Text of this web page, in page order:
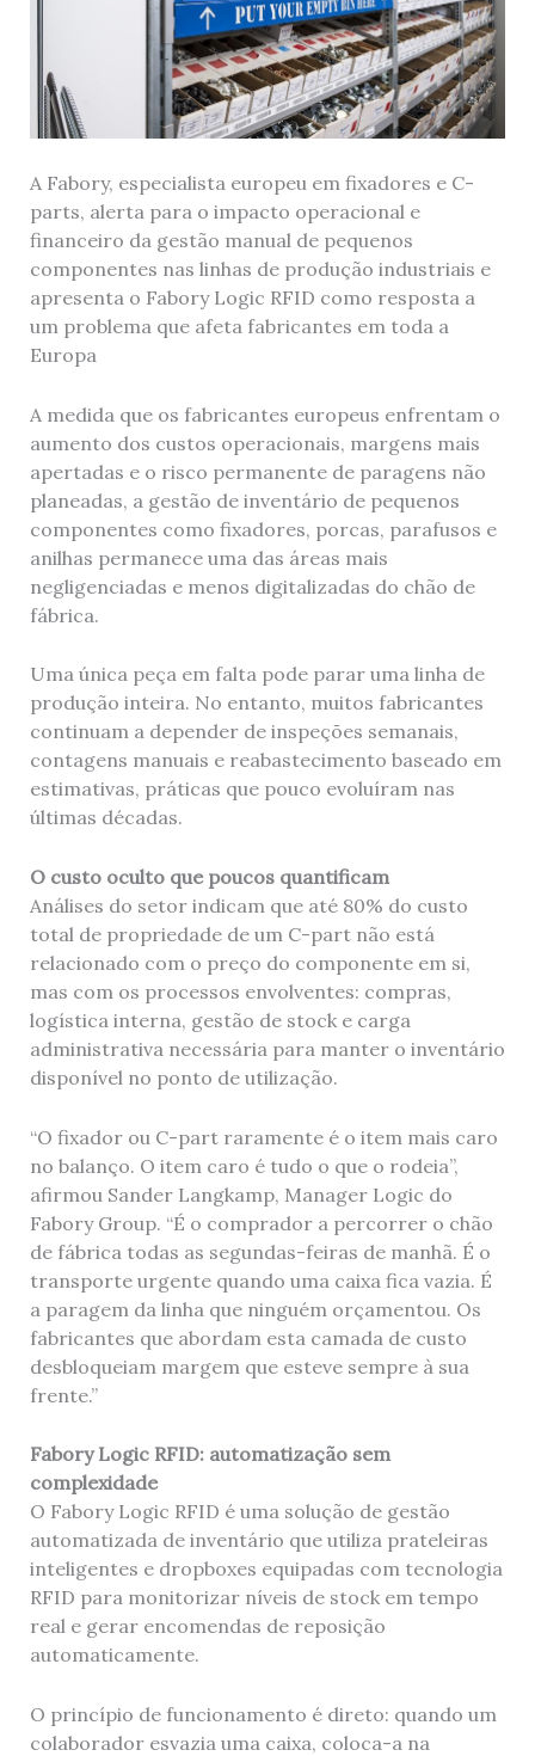
A Fabory, especialista europeu em fixadores e C-
parts, alerta para o impacto operacional e
financeiro da gestão manual de pequenos
componentes nas linhas de produção industriais e
apresenta o Fabory Logic RFID como resposta a
um problema que afeta fabricantes em toda a
Europa
A medida que os fabricantes europeus enfrentam o
aumento dos custos operacionais, margens mais
apertadas e o risco permanente de paragens não
planeadas, a gestão de inventário de pequenos
componentes como fixadores, porcas, parafusos e
anilhas permanece uma das áreas mais
negligenciadas e menos digitalizadas do chão de
fábrica.
Uma única peça em falta pode parar uma linha de
produção inteira. No entanto, muitos fabricantes
continuam a depender de inspeções semanais,
contagens manuais e reabastecimento baseado em
estimativas, práticas que pouco evoluíram nas
últimas décadas.
O custo oculto que poucos quantificam
Análises do setor indicam que até 80% do custo
total de propriedade de um C-part não está
relacionado com o preço do componente em si,
mas com os processos envolventes: compras,
logística interna, gestão de stock e carga
administrativa necessária para manter o inventário
disponível no ponto de utilização.
“O fixador ou C-part raramente é o item mais caro
no balanço. O item caro é tudo o que o rodeia”,
afirmou Sander Langkamp, Manager Logic do
Fabory Group. “É o comprador a percorrer o chão
de fábrica todas as segundas-feiras de manhã. É o
transporte urgente quando uma caixa fica vazia. É
a paragem da linha que ninguém orçamentou. Os
fabricantes que abordam esta camada de custo
desbloqueiam margem que esteve sempre à sua
frente.”
Fabory Logic RFID: automatização sem
complexidade
O Fabory Logic RFID é uma solução de gestão
automatizada de inventário que utiliza prateleiras
inteligentes e dropboxes equipadas com tecnologia
RFID para monitorizar níveis de stock em tempo
real e gerar encomendas de reposição
automaticamente.
O princípio de funcionamento é direto: quando um
colaborador esvazia uma caixa, coloca-a na